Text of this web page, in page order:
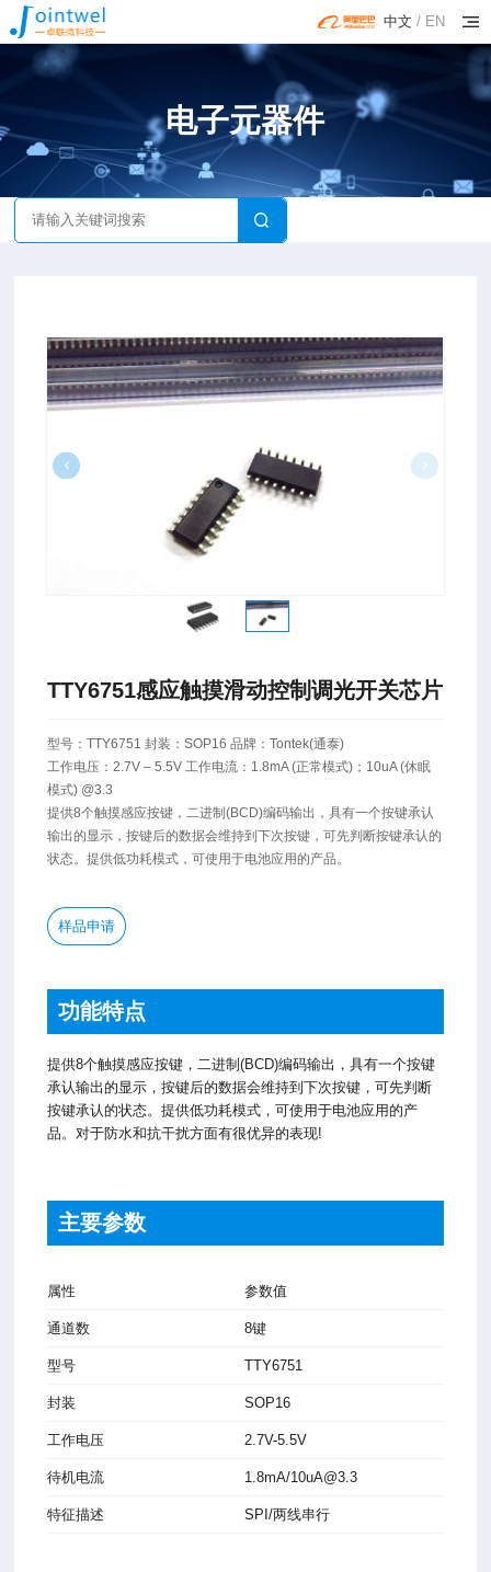
中文 / EN
电子元器件
TTY6751感应触摸滑动控制调光开关芯片
型号：TTY6751 封装：SOP16 品牌：Tontek(通泰)
工作电压：2.7V – 5.5V 工作电流：1.8mA (正常模式)；10uA (休眠
模式) @3.3
提供8个触摸感应按键，二进制(BCD)编码输出，具有一个按键承认
输出的显示，按键后的数据会维持到下次按键，可先判断按键承认的
状态。提供低功耗模式，可使用于电池应用的产品。
样品申请
功能特点
提供8个触摸感应按键，二进制(BCD)编码输出，具有一个按键
承认输出的显示，按键后的数据会维持到下次按键，可先判断
按键承认的状态。提供低功耗模式，可使用于电池应用的产
品。对于防水和抗干扰方面有很优异的表现!
主要参数
属性 参数值
通道数 8键
型号 TTY6751
封装 SOP16
工作电压 2.7V-5.5V
待机电流 1.8mA/10uA@3.3
特征描述 SPI/两线串行